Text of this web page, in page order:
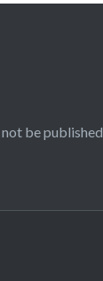
be published.